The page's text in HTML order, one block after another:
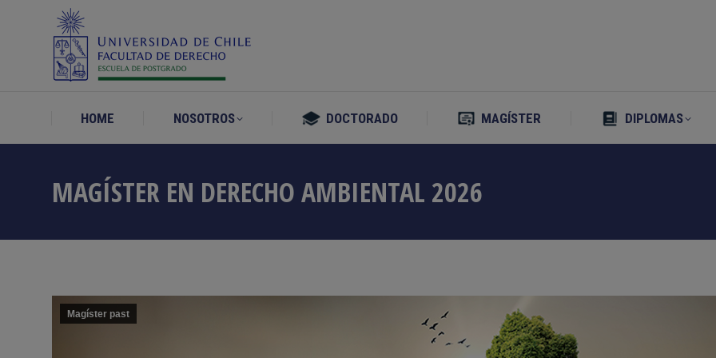
HOME NOSOTROS DOCTORADO MAGÍSTER DIPLOMAS
MAGÍSTER EN DERECHO AMBIENTAL 2026
Magíster past
HOME